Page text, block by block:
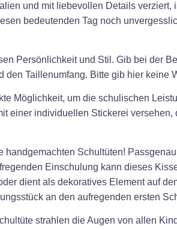
und mit liebevollen Details
bedeutenden Tag noch
Persönlichkeit und Stil. Gib bei der
Taillenumfang. Bitte gib hier keine
Möglichkeit, um die schulischen
einer individuellen Stickerei
Schultüten!
Einschulung kann dieses
dient als dekoratives Element auf
an den aufregenden ersten
strahlen die Augen von allen